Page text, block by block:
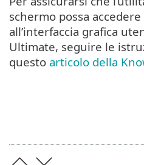
schermo possa
all’interfaccia grafica
Ultimate, seguire le
questo articolo della